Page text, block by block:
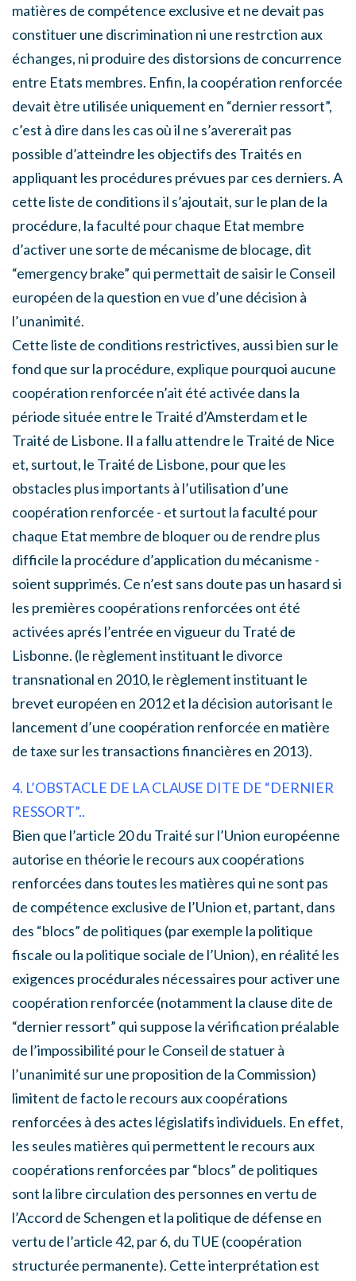
matières de compétence exclusive et ne devait pas
constituer une discrimination ni une restrction aux
échanges, ni produire des distorsions de concurrence
entre Etats membres. Enfin, la coopération renforcée
devait ètre utilisée uniquement en “dernier ressort”,
c’est à dire dans les cas où il ne s’avererait pas
possible d’atteindre les objectifs des Traités en
appliquant les procédures prévues par ces derniers. A
cette liste de conditions il s’ajoutait, sur le plan de la
procédure, la faculté pour chaque Etat membre
d’activer une sorte de mécanisme de blocage, dit
“emergency brake” qui permettait de saisir le Conseil
européen de la question en vue d’une décision à
l’unanimité.
Cette liste de conditions restrictives, aussi bien sur le
fond que sur la procédure, explique pourquoi aucune
coopération renforcée n’ait été activée dans la
période située entre le Traité d’Amsterdam et le
Traité de Lisbone. Il a fallu attendre le Traité de Nice
et, surtout, le Traité de Lisbone, pour que les
obstacles plus importants à l’utilisation d’une
coopération renforcée - et surtout la faculté pour
chaque Etat membre de bloquer ou de rendre plus
difficile la procédure d’application du mécanisme -
soient supprimés. Ce n’est sans doute pas un hasard si
les premières coopérations renforcées ont été
activées aprés l’entrée en vigueur du Traté de
Lisbonne. (le règlement instituant le divorce
transnational en 2010, le règlement instituant le
brevet européen en 2012 et la décision autorisant le
lancement d’une coopération renforcée en matière
de taxe sur les transactions financières en 2013).
4. L’OBSTACLE DE LA CLAUSE DITE DE “DERNIER
RESSORT”..
Bien que l’article 20 du Traité sur l’Union européenne
autorise en théorie le recours aux coopérations
renforcées dans toutes les matières qui ne sont pas
de compétence exclusive de l’Union et, partant, dans
des “blocs” de politiques (par exemple la politique
fiscale ou la politique sociale de l’Union), en réalité les
exigences procédurales nécessaires pour activer une
coopération renforcée (notamment la clause dite de
“dernier ressort” qui suppose la vérification préalable
de l’impossibilité pour le Conseil de statuer à
l’unanimité sur une proposition de la Commission)
limitent de facto le recours aux coopérations
renforcées à des actes législatifs individuels. En effet,
les seules matières qui permettent le recours aux
coopérations renforcées par “blocs” de politiques
sont la libre circulation des personnes en vertu de
l’Accord de Schengen et la politique de défense en
vertu de l’article 42, par 6, du TUE (coopération
structurée permanente). Cette interprétation est